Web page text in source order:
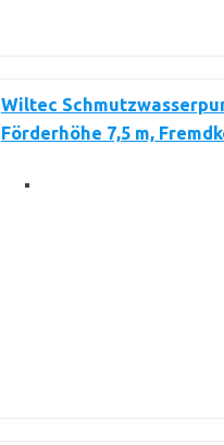
Wiltec
Förderhöhe 7,5 m,